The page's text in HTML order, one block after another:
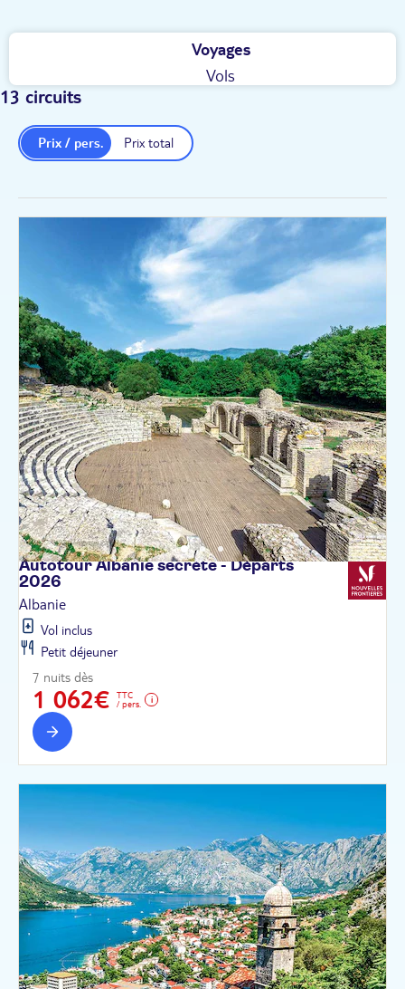
Voyages
Vols
13 circuits
Prix total
Prix / pers.
Autotour Albanie secrète - Départs
2026
Albanie
Vol inclus
Petit déjeuner
7 nuits dès
1 062€
TTC
/ pers.